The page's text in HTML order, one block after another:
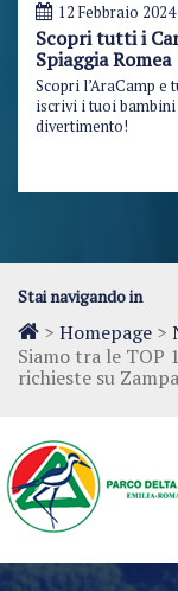
12 Febbraio 2024
Scopri tutti i
Spiaggia Romea
Scopri l’AraCamp
iscrivi i tuoi bambini
divertimento!
Stai navigando in
> Homepage >
Siamo tra le
richieste su